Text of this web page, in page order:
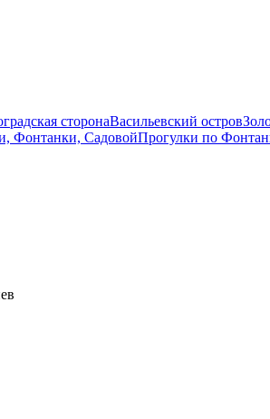
сторонаВасильевский остров
Фонтанки, СадовойПрогулки по